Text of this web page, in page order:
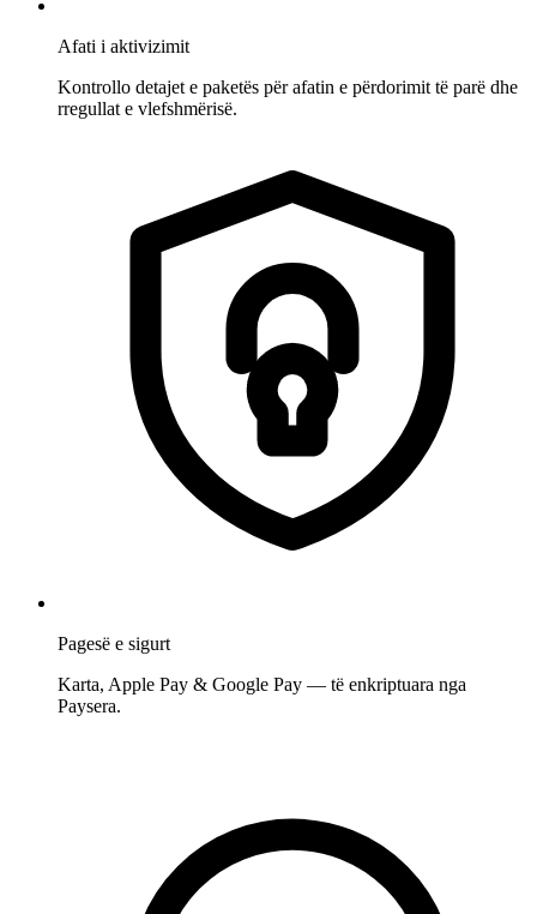
Afati i aktivizimit
Kontrollo detajet e paketës për afatin e përdorimit të parë dhe
rregullat e vlefshmërisë.
Pagesë e sigurt
Karta, Apple Pay & Google Pay — të enkriptuara nga
Paysera.